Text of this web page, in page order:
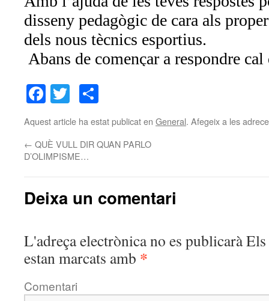
Facebook
Twitter
Aquest article ha estat publicat en General. Afegeix a les
← QUÈ VULL DIR QUAN PARLO
D’OLIMPISME…
Deixa un comentari
L'adreça electrònica no es publicaràEls
estan marcats amb *
Comentari